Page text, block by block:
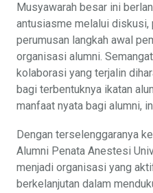
Musyawarah besar ini
antusiasme melalui diskusi,
perumusan langkah awal
organisasi alumni.
kolaborasi yang terjalin
bagi terbentuknya ikatan
manfaat nyata bagi alumni,
Dengan terselenggaranya
Alumni Penata Anestesi
menjadi organisasi yang
berkelanjutan dalam